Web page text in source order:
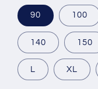
90 100
140 150
L XL